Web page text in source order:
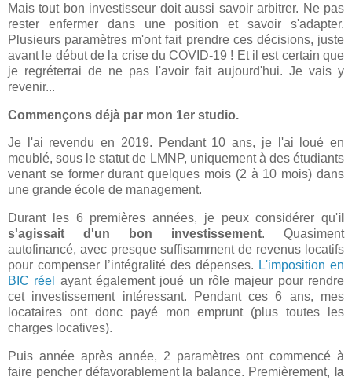
Mais tout bon investisseur doit aussi savoir arbitrer. Ne pas
rester enfermer dans une position et savoir s'adapter.
Plusieurs paramètres m'ont fait prendre ces décisions, juste
avant le début de la crise du COVID-19 ! Et il est certain que
je regréterrai de ne pas l'avoir fait aujourd'hui. Je vais y
revenir...
Commençons déjà par mon 1er studio.
Je l'ai revendu en 2019. Pendant 10 ans, je l'ai loué en
meublé, sous le statut de LMNP, uniquement à des étudiants
venant se former durant quelques mois (2 à 10 mois) dans
une grande école de management.
Durant les 6 premières années, je peux considérer qu'il
s'agissait d'un bon investissement. Quasiment
autofinancé, avec presque suffisamment de revenus locatifs
pour compenser l’intégralité des dépenses. L'imposition en
BIC réel
ayant également joué un rôle majeur pour rendre
cet investissement intéressant. Pendant ces 6 ans, mes
locataires ont donc payé mon emprunt (plus toutes les
charges locatives).
Puis année après année, 2 paramètres ont commencé à
faire pencher défavorablement la balance. Premièrement, la